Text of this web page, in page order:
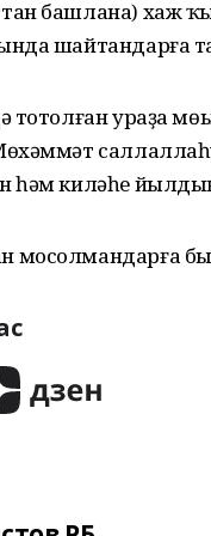
башлана) хаж
шайтандарға
тотолған ураҙа
һәм киләһе
мосолмандарға